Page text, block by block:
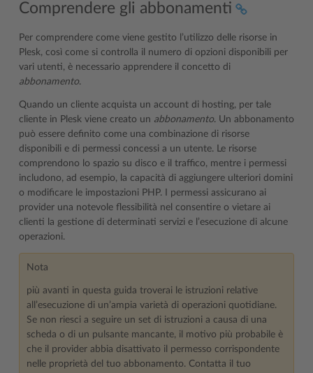
Comprendere gli abbonamenti
Per comprendere come viene gestito l’utilizzo delle risorse in
Plesk, così come si controlla il numero di opzioni disponibili per
vari utenti, è necessario apprendere il concetto di
abbonamento.
Quando un cliente acquista un account di hosting, per tale
cliente in Plesk viene creato un abbonamento. Un abbonamento
può essere definito come una combinazione di risorse
disponibili e di permessi concessi a un utente. Le risorse
comprendono lo spazio su disco e il traffico, mentre i permessi
includono, ad esempio, la capacità di aggiungere ulteriori domini
o modificare le impostazioni PHP. I permessi assicurano ai
provider una notevole flessibilità nel consentire o vietare ai
clienti la gestione di determinati servizi e l’esecuzione di alcune
operazioni.
Nota
più avanti in questa guida troverai le istruzioni relative
all’esecuzione di un’ampia varietà di operazioni quotidiane.
Se non riesci a seguire un set di istruzioni a causa di una
scheda o di un pulsante mancante, il motivo più probabile è
che il provider abbia disattivato il permesso corrispondente
nelle proprietà del tuo abbonamento. Contatta il tuo